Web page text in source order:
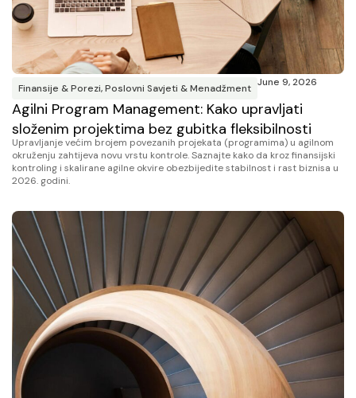
Finansije & Porezi,Poslovni Savjeti & Menadžment June 9, 2026
Agilni Program Management: Kako upravljati
složenim projektima bez gubitka fleksibilnosti
Upravljanje većim brojem povezanih projekata (programima) u agilnom
okruženju zahtijeva novu vrstu kontrole. Saznajte kako da kroz finansijski
kontroling i skalirane agilne okvire obezbijedite stabilnost i rast biznisa u
2026. godini.